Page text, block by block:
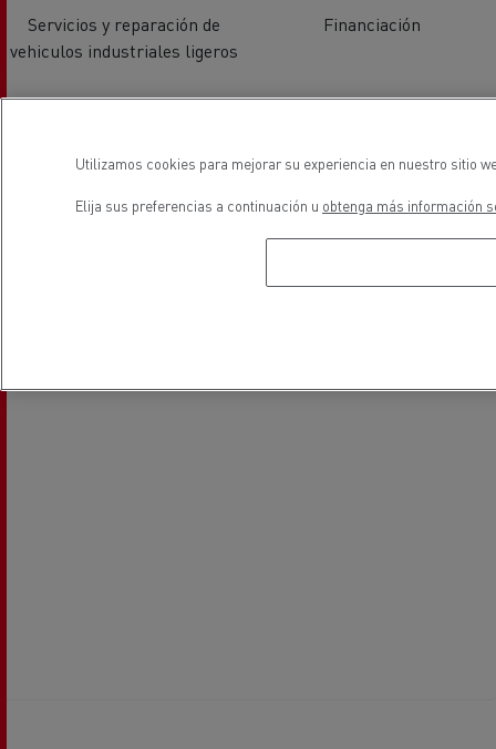
Servicios y reparación de
vehiculos industriales ligeros
Financiación
Utilizamos cookies para mejorar su experiencia en nuestro sitio
Elija sus preferencias a continuación u obtenga más información